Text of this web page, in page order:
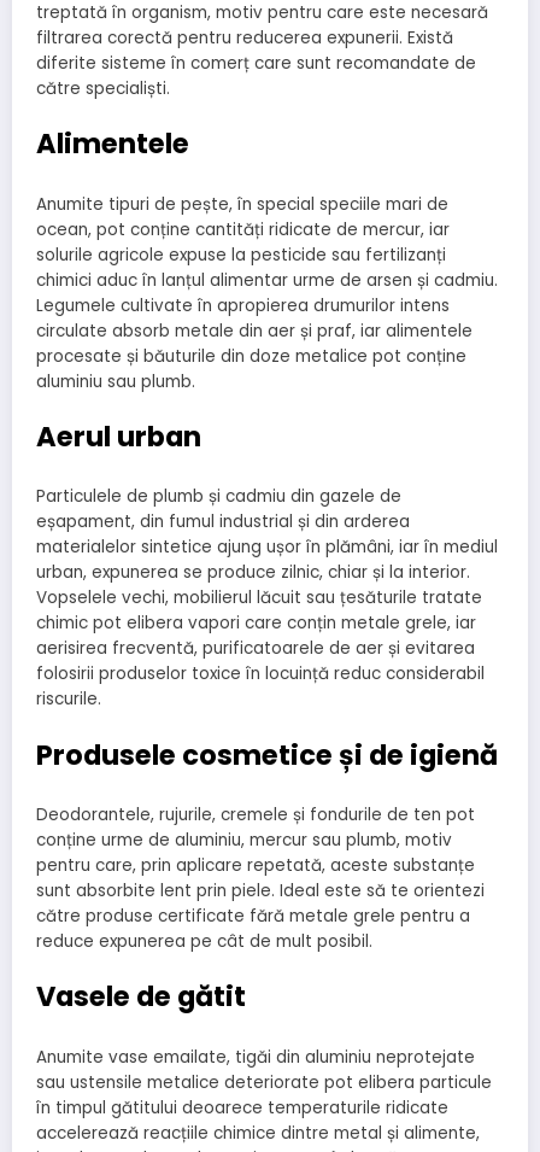
treptată în organism, motiv pentru care este necesară
filtrarea corectă pentru reducerea expunerii. Există
diferite sisteme în comerț care sunt recomandate de
către specialiști.
Alimentele
Anumite tipuri de pește, în special speciile mari de
ocean, pot conține cantități ridicate de mercur, iar
solurile agricole expuse la pesticide sau fertilizanți
chimici aduc în lanțul alimentar urme de arsen și cadmiu.
Legumele cultivate în apropierea drumurilor intens
circulate absorb metale din aer și praf, iar alimentele
procesate și băuturile din doze metalice pot conține
aluminiu sau plumb.
Aerul urban
Particulele de plumb și cadmiu din gazele de
eșapament, din fumul industrial și din arderea
materialelor sintetice ajung ușor în plămâni, iar în mediul
urban, expunerea se produce zilnic, chiar și la interior.
Vopselele vechi, mobilierul lăcuit sau țesăturile tratate
chimic pot elibera vapori care conțin metale grele, iar
aerisirea frecventă, purificatoarele de aer și evitarea
folosirii produselor toxice în locuință reduc considerabil
riscurile.
Produsele cosmetice și de igienă
Deodorantele, rujurile, cremele și fondurile de ten pot
conține urme de aluminiu, mercur sau plumb, motiv
pentru care, prin aplicare repetată, aceste substanțe
sunt absorbite lent prin piele. Ideal este să te orientezi
către produse certificate fără metale grele pentru a
reduce expunerea pe cât de mult posibil.
Vasele de gătit
Anumite vase emailate, tigăi din aluminiu neprotejate
sau ustensile metalice deteriorate pot elibera particule
în timpul gătitului deoarece temperaturile ridicate
accelerează reacțiile chimice dintre metal și alimente,